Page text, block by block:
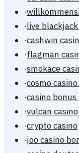
·
·live
·cashwin
·flagman
·smokace
·cosmo
·casino
·vulcan
·crypto casino
·joo casino